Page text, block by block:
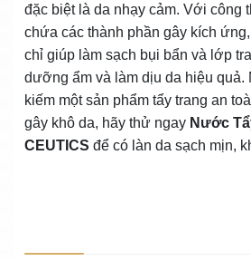
đặc biệt là da nhạy cảm. Với công
chứa các thành phần gây kích
chỉ giúp làm sạch bụi bẩn và lớp
dưỡng ẩm và làm dịu da hiệu quả.
kiếm một sản phẩm tẩy trang an
gây khô da, hãy thử ngay Nước
CEUTICS để có làn da sạch mịn,